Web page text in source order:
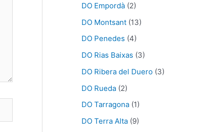
DO Empordà (2)
DO Montsant (13)
DO Penedes (4)
DO Rias Baixas (3)
DO Ribera del Duero (3)
DO Rueda (2)
DO Tarragona (1)
DO Terra Alta (9)